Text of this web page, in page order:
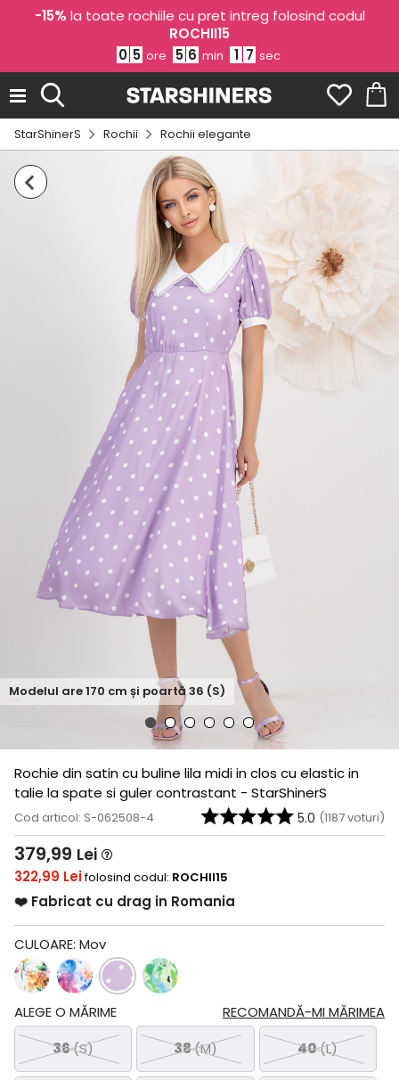
-15% la toate rochiile cu pret intreg folosind codul
ROCHII15
0 5 ore 5 6 min 1 6 sec
StarShinerS Rochii Rochii elegante
Modelul are170 cm și poartă36 (S)
Rochie din satin cu buline lila midi in clos cu elastic in
talie la spate si guler contrastant - StarShinerS
Cod articol: S-062508-4 5.0 (1187voturi)
379,99 Lei
322,99 Leifolosind codul: ROCHII15
❤️ Fabricat cu drag in Romania
CULOARE: Mov
RECOMANDĂ-MI MĂRIMEA
ALEGE O MĂRIME
36(S) 38(M) 40(L)